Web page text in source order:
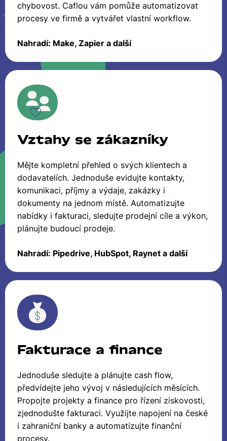
chybovost. Caflou vám pomůže automatizovat
procesy ve firmě a vytvářet vlastní workflow.
Nahradí: Make, Zapier a další
Vztahy se zákazníky
Mějte kompletní přehled o svých klientech a
dodavatelích. Jednoduše evidujte kontakty,
komunikaci, příjmy a výdaje, zakázky i
dokumenty na jednom místě. Automatizujte
nabídky i fakturaci, sledujte prodejní cíle a výkon,
plánujte budoucí prodeje.
Nahradí: Pipedrive, HubSpot, Raynet a další
Fakturace a finance
Jednoduše sledujte a plánujte cash flow,
předvídejte jeho vývoj v následujících měsících.
Propojte projekty a finance pro řízení ziskovosti,
zjednodušte fakturaci. Využijte napojení na české
i zahraniční banky a automatizujte finanční
procesy.